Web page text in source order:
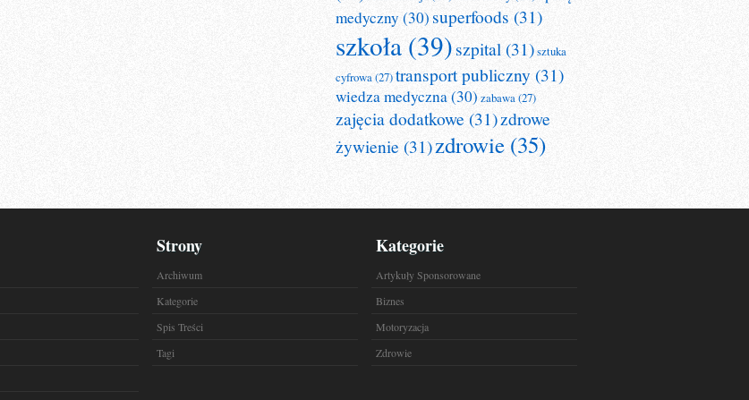
medyczny (30) superfoods (31)
szkoła (39)szpital (31)sztuka
cyfrowa(27)transport publiczny (31)
wiedza medyczna(30) zabawa(27)
zajęcia dodatkowe (31)zdrowe
żywienie (31)zdrowie (35)
Strony
Archiwum
Kategorie
Spis Treści
Tagi
Kategorie
Artykuły Sponsorowane
Biznes
Motoryzacja
Zdrowie